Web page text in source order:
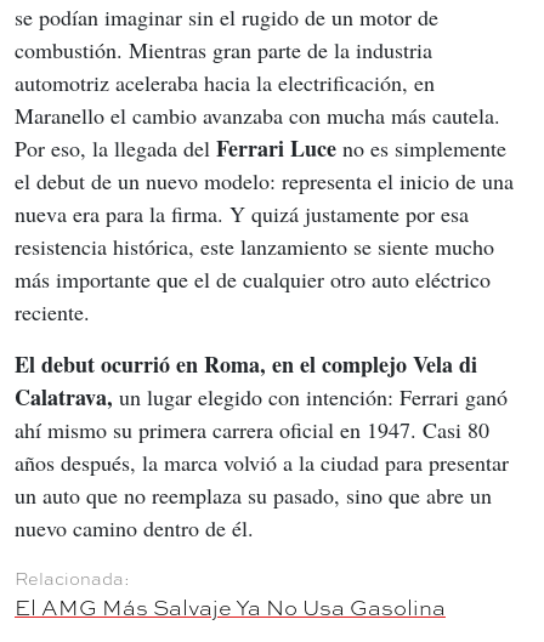
se podían imaginar sin el rugido de un motor de
combustión. Mientras gran parte de la industria
automotriz aceleraba hacia la electrificación, en
Maranello el cambio avanzaba con mucha más cautela.
Por eso, la llegada del Ferrari Luce no es simplemente
el debut de un nuevo modelo: representa el inicio de una
nueva era para la firma. Y quizá justamente por esa
resistencia histórica, este lanzamiento se siente mucho
más importante que el de cualquier otro auto eléctrico
reciente.
El debut ocurrió en Roma, en el complejo Vela di
Calatrava, un lugar elegido con intención: Ferrari ganó
ahí mismo su primera carrera oficial en 1947. Casi 80
años después, la marca volvió a la ciudad para presentar
un auto que no reemplaza su pasado, sino que abre un
nuevo camino dentro de él.
El AMG Más Salvaje Ya No Usa Gasolina